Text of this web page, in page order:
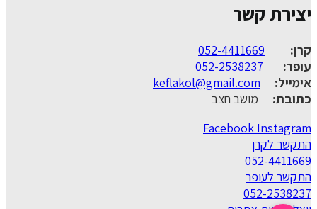
יצירת קשר
קרן:
052-4411669
עופר:
052-2538237
אימייל:
keflakol@gmail.com
כתובת: מושב חצב
Facebook Instagram
התקשר לקרן
052-4411669
התקשר לעופר
052-2538237